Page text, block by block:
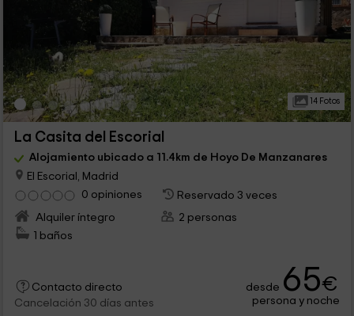
14 Fotos
La Casita del Escorial
Alojamiento ubicado a 11.4km de Hoyo De Manzanares
El Escorial, Madrid
0 opiniones
Reservado 3 veces
Alquiler íntegro
2 personas
1 baños
Contacto directo
Cancelación 30 días antes
desde 65€
persona y noche